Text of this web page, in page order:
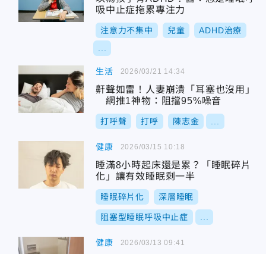
吸中止症拖累專注力
注意力不集中 兒童 ADHD治療
生活
鼾聲如雷！人妻崩潰「耳塞也沒用」
網推1神物：阻擋95%噪音
打呼聲 打呼 陳志金
2026/03/21 14:34
健康
睡滿8小時起床還是累？「睡眠碎片
化」讓有效睡眠剩一半
睡眠碎片化 深層睡眠
阻塞型睡眠呼吸中止症
2026/03/15 10:18
健康 2026/03/13 09:41